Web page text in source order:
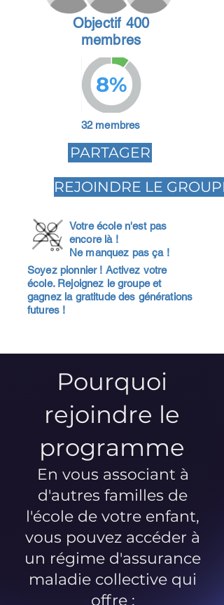
Objectif 400
membres
8%
32 membres
PARTAGER
REJOINDRE LE GROUPE
Votre école n'est pas
encore là !
Ne manquez pas ça !
Soyez pionnier ! Activez votre
école. Rejoignez le groupe et
gagnez la gratitude des générations
futures !
Pourquoi
rejoindre le
programme
En vous associant à
d'autres familles de
l'école de votre enfant,
vous pouvez accéder à
un régime d'assurance
maladie collective qui
offre :